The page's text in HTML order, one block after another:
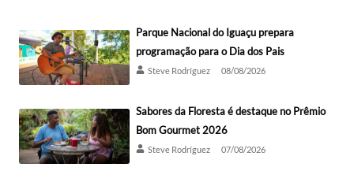
Parque Nacional do Iguaçu prepara
programação para o Dia dos Pais
Steve Rodríguez 08/08/2026
Sabores da Floresta é destaque no Prêmio
Bom Gourmet 2026
Steve Rodríguez 07/08/2026